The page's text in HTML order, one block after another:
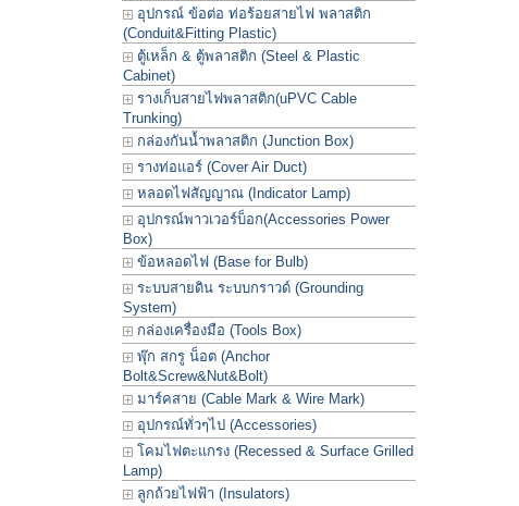
อุปกรณ์ ข้อต่อ ท่อร้อยสายไฟ พลาสติก
(Conduit&Fitting Plastic)
ตู้เหล็ก & ตู้พลาสติก (Steel & Plastic
Cabinet)
รางเก็บสายไฟพลาสติก(uPVC Cable
Trunking)
กล่องกันน้ำพลาสติก (Junction Box)
รางท่อแอร์ (Cover Air Duct)
หลอดไฟสัญญาณ (Indicator Lamp)
อุปกรณ์พาวเวอร์บ็อก(Accessories Power
Box)
ข้อหลอดไฟ (Base for Bulb)
ระบบสายดิน ระบบกราวด์ (Grounding
System)
กล่องเครื่องมือ (Tools Box)
พุ๊ก สกรู น็อต (Anchor
Bolt&Screw&Nut&Bolt)
มาร์คสาย (Cable Mark & Wire Mark)
อุปกรณ์ทั่วๆไป (Accessories)
โคมไฟตะแกรง (Recessed & Surface Grilled
Lamp)
ลูกถ้วยไฟฟ้า (Insulators)